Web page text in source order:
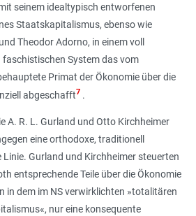
seinem idealtypisch entworfenen
Staatskapitalismus, ebenso wie
Theodor Adorno, in einem voll
System das vom
Primat der Ökonomie über die
abgeschafft7.
A. R. L. Gurland und Otto Kirchheimer
eine orthodoxe, traditionell
Linie. Gurland und Kirchheimer steuerten
entsprechende Teile über die Ökonomie
in dem im NS verwirklichten »totalitären
nur eine konsequente